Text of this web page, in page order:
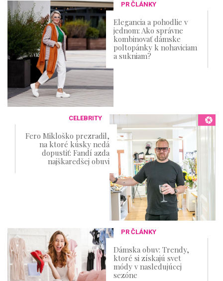
PR ČLÁNKY
Elegancia a pohodlie v
jednom: Ako správne
kombinovať dámske
poltopánky k nohaviciam
a sukniam?
CELEBRITY
Fero Mikloško prezradil,
na ktoré kúsky nedá
dopustiť: Fandí azda
najškaredšej obuvi
PR ČLÁNKY
Dámska obuv: Trendy,
ktoré si získajú svet
módy v nasledujúcej
sezóne